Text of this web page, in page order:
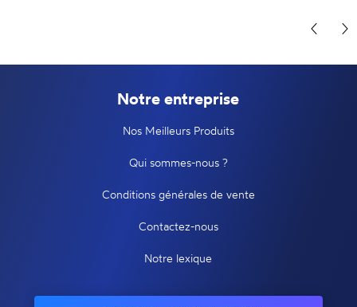
Notre entreprise
Nos Meilleurs Produits
Qui sommes-nous ?
Conditions générales de vente
Contactez-nous
Notre lexique